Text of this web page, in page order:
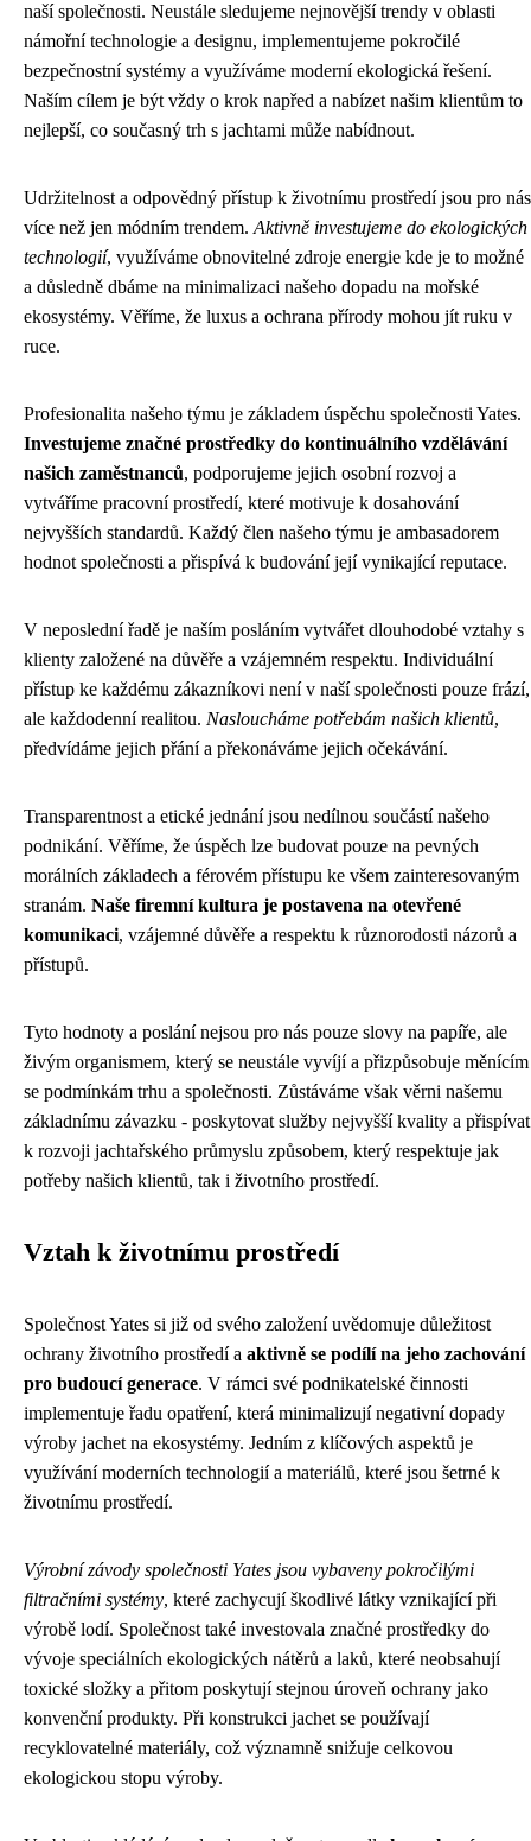
naší společnosti. Neustále sledujeme nejnovější trendy v oblasti
námořní technologie a designu, implementujeme pokročilé
bezpečnostní systémy a využíváme moderní ekologická řešení.
Naším cílem je být vždy o krok napřed a nabízet našim klientům to
nejlepší, co současný trh s jachtami může nabídnout.
Udržitelnost a odpovědný přístup k životnímu prostředí jsou pro nás
více než jen módním trendem. Aktivně investujeme do ekologických
technologií, využíváme obnovitelné zdroje energie kde je to možné
a důsledně dbáme na minimalizaci našeho dopadu na mořské
ekosystémy. Věříme, že luxus a ochrana přírody mohou jít ruku v
ruce.
Profesionalita našeho týmu je základem úspěchu společnosti Yates.
Investujeme značné prostředky do kontinuálního vzdělávání
našich zaměstnanců, podporujeme jejich osobní rozvoj a
vytváříme pracovní prostředí, které motivuje k dosahování
nejvyšších standardů. Každý člen našeho týmu je ambasadorem
hodnot společnosti a přispívá k budování její vynikající reputace.
V neposlední řadě je naším posláním vytvářet dlouhodobé vztahy s
klienty založené na důvěře a vzájemném respektu. Individuální
přístup ke každému zákazníkovi není v naší společnosti pouze frází,
ale každodenní realitou. Nasloucháme potřebám našich klientů,
předvídáme jejich přání a překonáváme jejich očekávání.
Transparentnost a etické jednání jsou nedílnou součástí našeho
podnikání. Věříme, že úspěch lze budovat pouze na pevných
morálních základech a férovém přístupu ke všem zainteresovaným
stranám. Naše firemní kultura je postavena na otevřené
komunikaci, vzájemné důvěře a respektu k různorodosti názorů a
přístupů.
Tyto hodnoty a poslání nejsou pro nás pouze slovy na papíře, ale
živým organismem, který se neustále vyvíjí a přizpůsobuje měnícím
se podmínkám trhu a společnosti. Zůstáváme však věrni našemu
základnímu závazku - poskytovat služby nejvyšší kvality a přispívat
k rozvoji jachtařského průmyslu způsobem, který respektuje jak
potřeby našich klientů, tak i životního prostředí.
Vztah k životnímu prostředí
Společnost Yates si již od svého založení uvědomuje důležitost
ochrany životního prostředí a aktivně se podílí na jeho zachování
pro budoucí generace. V rámci své podnikatelské činnosti
implementuje řadu opatření, která minimalizují negativní dopady
výroby jachet na ekosystémy. Jedním z klíčových aspektů je
využívání moderních technologií a materiálů, které jsou šetrné k
životnímu prostředí.
Výrobní závody společnosti Yates jsou vybaveny pokročilými
filtračními systémy, které zachycují škodlivé látky vznikající při
výrobě lodí. Společnost také investovala značné prostředky do
vývoje speciálních ekologických nátěrů a laků, které neobsahují
toxické složky a přitom poskytují stejnou úroveň ochrany jako
konvenční produkty. Při konstrukci jachet se používají
recyklovatelné materiály, což významně snižuje celkovou
ekologickou stopu výroby.